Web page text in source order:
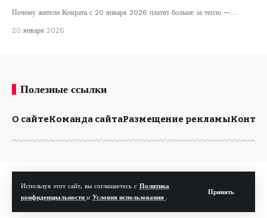
Используя этот сайт, вы соглашаетесь с Политика
конфиденциальности и Условия использования .
Принять
Почему жители Комрата с 20 января 2026 платят больше за тепло —…
20 января 2026
Полезные ссылки
О сайтеКоманда сайтаРазмещение рекламы